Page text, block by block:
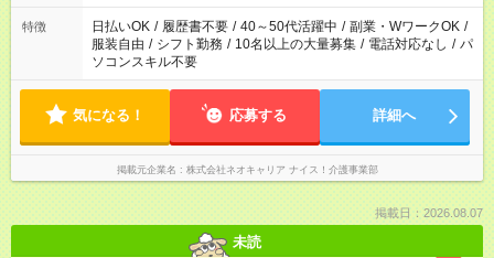
特徴 日払いOK / 履歴書不要 / 40～50代活躍中 / 副業・WワークOK /
服装自由 / シフト勤務 / 10名以上の大量募集 / 電話対応なし / パ
ソコンスキル不要
気になる！ 応募する 詳細へ
掲載元企業名 株式会社ネオキャリア ナイス！介護事業部
掲載日：2026.08.07
未読